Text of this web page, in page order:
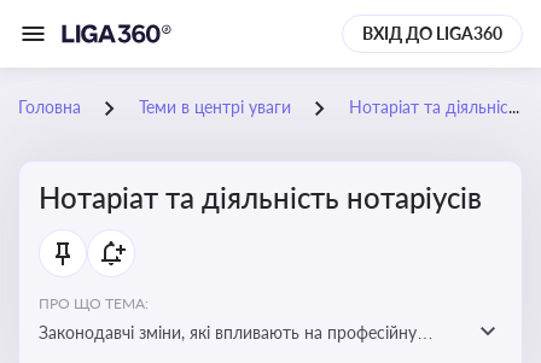
ВХІД ДО LIGA360
Головна Теми в центрі уваги Нотаріат та діяльність нотаріусів
Нотаріат та діяльність нотаріусів
ПРО ЩО ТЕМА:
Законодавчі зміни, які впливають на професійну